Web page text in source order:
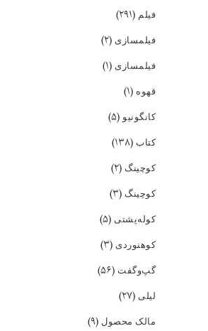
فیلم (۲۹۱)
فیلمسازی (۲)
فیلمسازی (۱)
قهوه (۱)
کانگونیو (۵)
کتاب (۱۳۸)
کوچینگ (۲)
کوچینگ (۳)
کوله‌پشتی (۵)
کوهنوردی (۳)
گپ‌و‌گفت (۵۶)
لیلی (۲۷)
مالک محصول (۹)